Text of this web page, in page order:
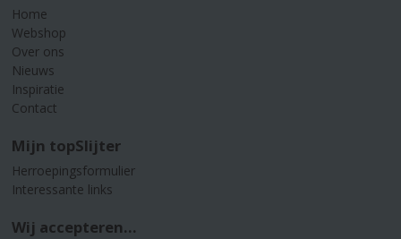
Home
Webshop
Over ons
Nieuws
Inspiratie
Contact
Mijn topSlijter
Herroepingsformulier
Interessante links
Wij accepteren...